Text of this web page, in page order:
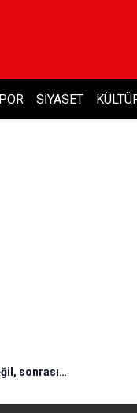
SIYASET
sonrası…